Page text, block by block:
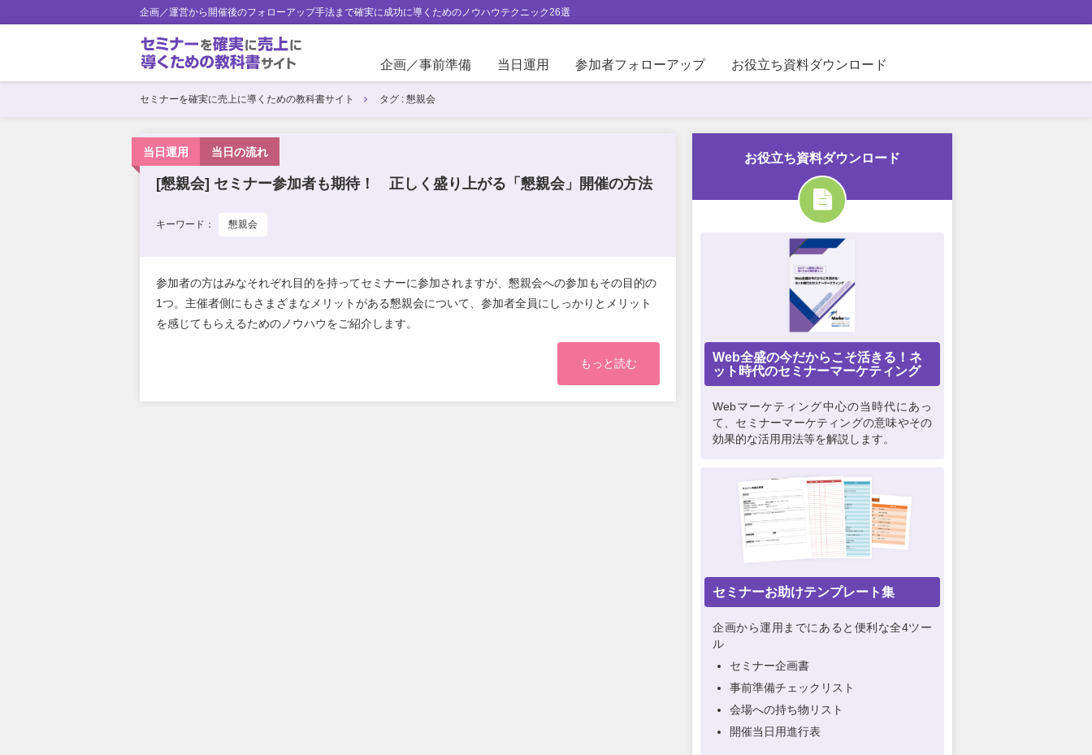
企画／運営から開催後のフォローアップ手法まで確実に成功に導くためのノウハウテクニック26選
企画／事前準備 当日運用 参加者フォローアップ お役立ち資料ダウンロード
セミナーを確実に売上に導くための教科書サイト タグ : 懇親会
当日運用 当日の流れ
[懇親会] セミナー参加者も期待！ 正しく盛り上がる「懇親会」開催の方法
キーワード： 懇親会
参加者の方はみなそれぞれ目的を持ってセミナーに参加されますが、懇親会への参加もその目的の
1つ。主催者側にもさまざまなメリットがある懇親会について、参加者全員にしっかりとメリット
を感じてもらえるためのノウハウをご紹介します。
もっと読む
お役立ち資料ダウンロード
Web全盛の今だからこそ活きる！ネ
ット時代のセミナーマーケティング
Webマーケティング中心の当時代にあっ
て、セミナーマーケティングの意味やその
効果的な活用用法等を解説します。
セミナーお助けテンプレート集
企画から運用までにあると便利な全4ツー
ル
セミナー企画書
事前準備チェックリスト
会場への持ち物リスト
開催当日用進行表